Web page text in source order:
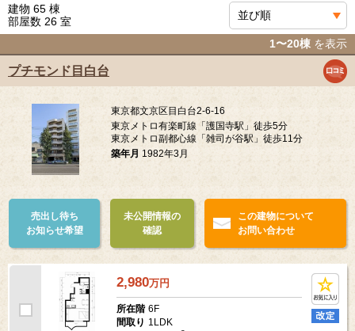
建物 65 棟
部屋数 26 室
1〜20棟 を表示
プチモンド目白台
東京都文京区目白台2-6-16
東京メトロ有楽町線「護国寺駅」徒歩5分
東京メトロ副都心線「雑司が谷駅」徒歩11分
築年月 1982年3月
売出し待ち
お知らせ希望
未公開情報の
確認
この建物について
お問い合わせ
2,980万円
所在階 6F
間取り 1LDK